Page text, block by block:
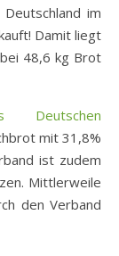
im
Damit liegt
48,6 kg Brot
Deutschen
mit 31,8%
ist zudem
Mittlerweile
den Verband